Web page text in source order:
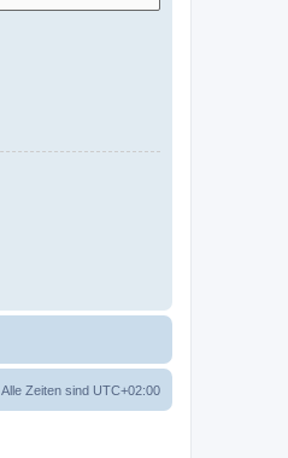
Alle Zeiten sind UTC+02:00